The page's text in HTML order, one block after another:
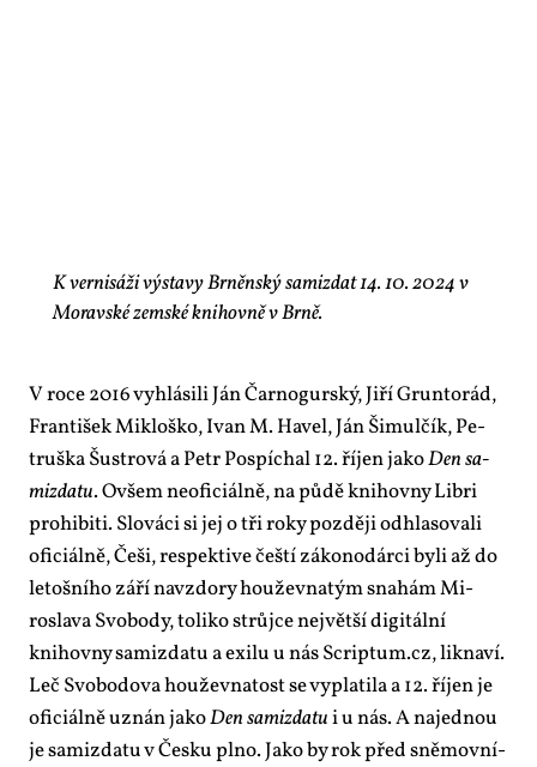
K vernisáži výstavy Brněnský samizdat 14. 10. 2024 v
Moravské zemské knihovně v Brně.
V ro­ce 2016 vy­hlá­si­li Ján Čar­no­gur­ský, Ji­ří Grun­to­rád,
Fran­ti­šek Mikloško, Ivan M. Ha­vel, Ján Ši­mul­čík, Pe­
truš­ka Šustro­vá a Pe­tr Po­spí­chal 12. ří­jen ja­koDen sa­
mizda­tu. Ovšem ne­o­fi­ci­ál­ně, na pů­dě knihov­ny Lib­ri
pro­hi­bi­ti. Slo­vá­ci si jej o tři roky poz­dě­ji od­hla­so­va­li
ofi­ci­ál­ně, Če­ši, re­spek­ti­ve čeští zá­ko­no­dár­ci by­li až do
le­toš­ní­ho zá­ří na­vzdo­ry hou­žev­na­tým sna­hám Mi­
rosla­va Svo­bo­dy, to­li­ko strůj­ce nej­vět­ší di­gi­tál­ní
knihov­ny sa­mizda­tu a exi­lu u nás Scriptum.cz, lik­na­ví.
Leč Svo­bo­do­va hou­žev­na­tost se vy­pla­ti­la a 12. ří­jen je
ofi­ci­ál­ně uznán ja­koDen sa­mizda­tui u nás. A na­jed­nou
je sa­mizda­tu v Čes­ku pl­no. Ja­ko by rok před sně­mov­ní­